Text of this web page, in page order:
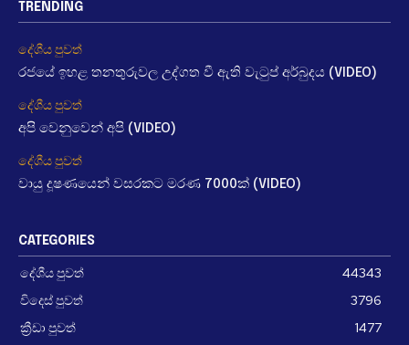
TRENDING
දේශීය පුවත්
රජයේ ඉහළ තනතුරුවල උද්ගත වී ඇති වැටුප් අර්බුදය (VIDEO)
දේශීය පුවත්
අපි වෙනුවෙන් අපි (VIDEO)
දේශීය පුවත්
වායු දූෂණයෙන් වසරකට මරණ 7000ක් (VIDEO)
CATEGORIES
දේශීය පුවත්
44343
විදෙස් පුවත්
3796
ක්‍රීඩා පුවත්
1477